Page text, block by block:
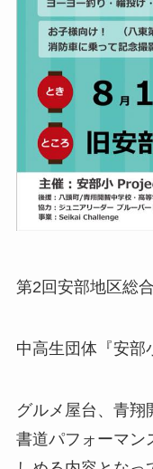
第2回安部地区総
中高生団体『安部
グルメ屋台、青翔
書道パフォーマン